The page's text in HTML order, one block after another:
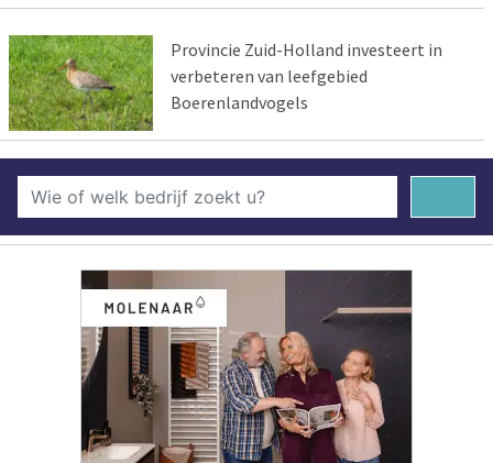
Provincie Zuid-Holland investeert in
verbeteren van leefgebied
Boerenlandvogels